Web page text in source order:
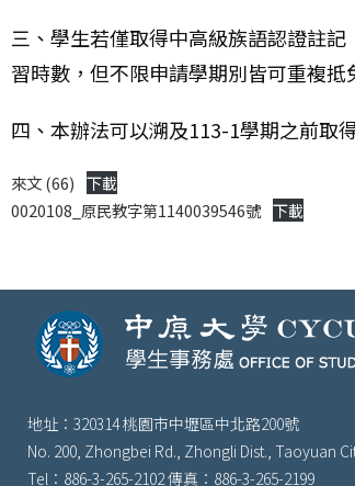
三、學生若僅取得中高級族語認證註
習時數，但不限申請學期別皆可重複抵
四、本辦法可以溯及113-1學期之前取
來文 (66) 下載
0020108_原民教字第1140039546號 下載
地址：320314 桃園市中壢區中北路200號
No. 200, Zhongbei Rd., Zhongli Dist., Taoyuan
Tel：886-3-265-2102 傳真：886-3-265-2199